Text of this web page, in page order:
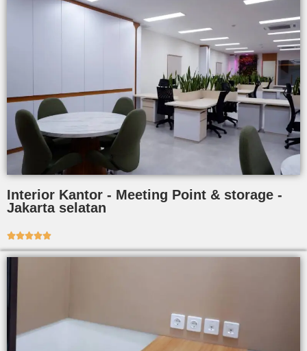
Interior Kantor - Meeting Point & storage -
Jakarta selatan
